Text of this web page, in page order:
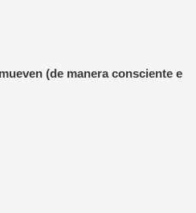
(de manera consciente e